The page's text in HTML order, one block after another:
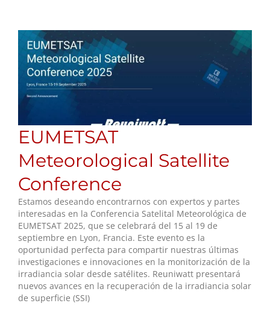
EUMETSAT
Meteorological Satellite
Conference
Estamos deseando encontrarnos con expertos y partes
interesadas en la Conferencia Satelital Meteorológica de
EUMETSAT 2025, que se celebrará del 15 al 19 de
septiembre en Lyon, Francia. Este evento es la
oportunidad perfecta para compartir nuestras últimas
investigaciones e innovaciones en la monitorización de la
irradiancia solar desde satélites. Reuniwatt presentará
nuevos avances en la recuperación de la irradiancia solar
de superficie (SSI)